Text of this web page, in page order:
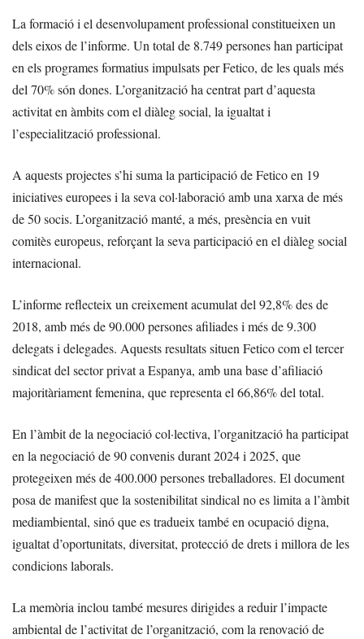
La formació i el desenvolupament professional constitueixen un
dels eixos de l’informe. Un total de 8.749 persones han participat
en els programes formatius impulsats per Fetico, de les quals més
del 70% són dones. L’organització ha centrat part d’aquesta
activitat en àmbits com el diàleg social, la igualtat i
l’especialització professional.
A aquests projectes s’hi suma la participació de Fetico en 19
iniciatives europees i la seva col·laboració amb una xarxa de més
de 50 socis. L’organització manté, a més, presència en vuit
comitès europeus, reforçant la seva participació en el diàleg social
internacional.
L’informe reflecteix un creixement acumulat del 92,8% des de
2018, amb més de 90.000 persones afiliades i més de 9.300
delegats i delegades. Aquests resultats situen Fetico com el tercer
sindicat del sector privat a Espanya, amb una base d’afiliació
majoritàriament femenina, que representa el 66,86% del total.
En l’àmbit de la negociació col·lectiva, l’organització ha participat
en la negociació de 90 convenis durant 2024 i 2025, que
protegeixen més de 400.000 persones treballadores. El document
posa de manifest que la sostenibilitat sindical no es limita a l’àmbit
mediambiental, sinó que es tradueix també en ocupació digna,
igualtat d’oportunitats, diversitat, protecció de drets i millora de les
condicions laborals.
La memòria inclou també mesures dirigides a reduir l’impacte
ambiental de l’activitat de l’organització, com la renovació de